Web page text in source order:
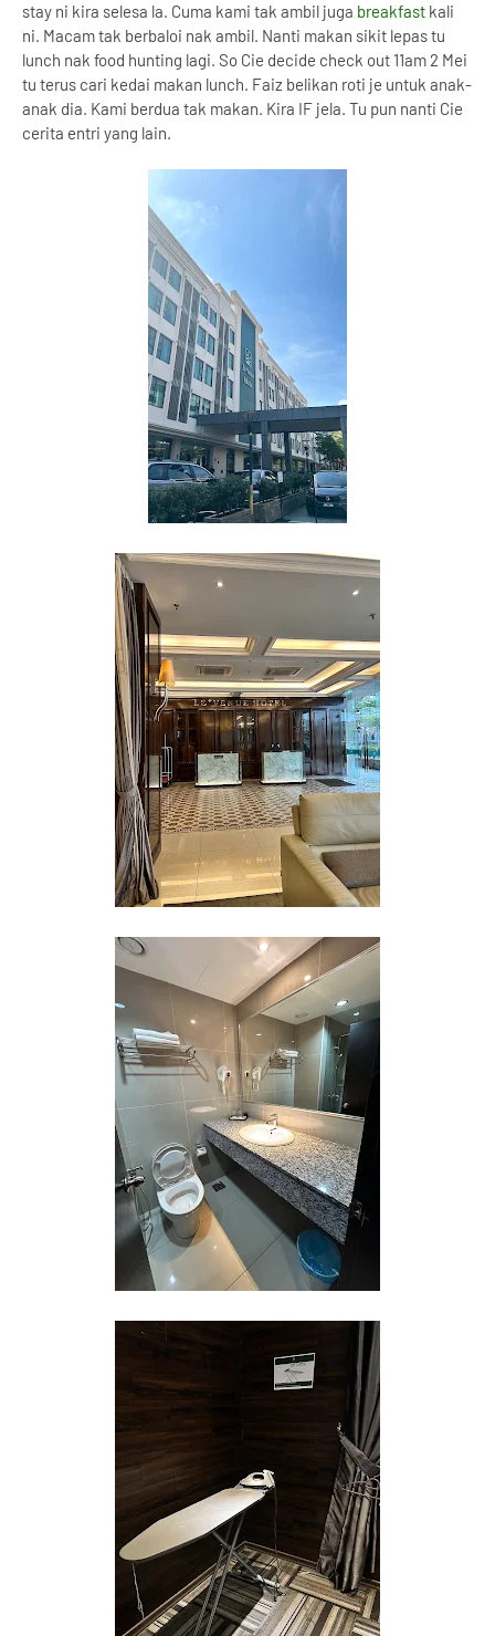
stay ni kira selesa la. Cuma kami tak ambil juga breakfast kali
ni. Macam tak berbaloi nak ambil. Nanti makan sikit lepas tu
lunch nak food hunting lagi. So Cie decide check out 11am 2 Mei
tu terus cari kedai makan lunch. Faiz belikan roti je untuk anak-
anak dia. Kami berdua tak makan. Kira IF jela. Tu pun nanti Cie
cerita entri yang lain.